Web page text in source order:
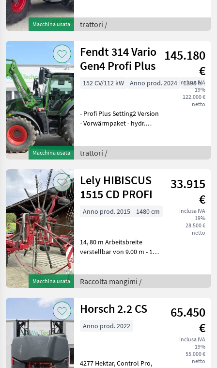
Macchina usata
Radio | Zusatzsteuergeräte:
| Kabinenfederung:
Plus Setting2
trattori /
Macchina usata
Fendt 314 Vario
Gen4 Profi Plus
145.180
€
inclusa IVA
19%
122.000 €
netto
152 CV/112 kW Anno prod. 2024 1395 h
- Profi Plus Setting2 Version
- Vorwärmpaket - hydr.
Lage/Entlastung -
Frontzapfwelle 1000 U/min
trattori /
Macchina usata
Lely HIBISCUS
1515 CD PROFI
33.915
€
inclusa IVA
19%
28.500 €
netto
Anno prod. 2015 1480 cm
14, 80 m Arbeitsbreite
verstellbar von 9.00 m - 14,
KlappbarDruckluftLoad
SensingBereifung 550/45-
Raccolta mangimi /
Horsch 2.2 CS
65.450
€
inclusa IVA
19%
55.000 €
netto
Anno prod. 2022
4277 Hektar, Control Pro,